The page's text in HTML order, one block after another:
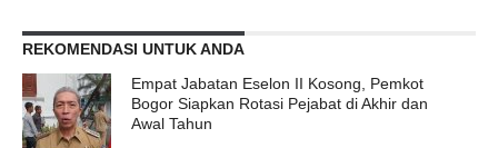
REKOMENDASI UNTUK ANDA
Empat Jabatan Eselon II Kosong, Pemkot
Bogor Siapkan Rotasi Pejabat di Akhir dan
Awal Tahun